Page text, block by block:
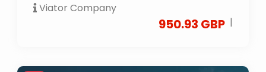
Viator Company
950.93 GBP |